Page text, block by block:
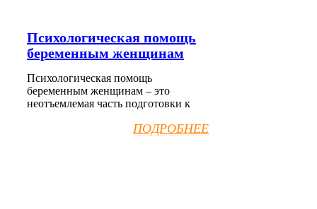
Психологическая помощь
беременным женщинам
Психологическая помощь
беременным женщинам – это
неотъемлемая часть подготовки к
ПОДРОБНЕЕ